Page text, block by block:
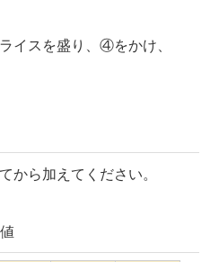
スを盛り、④をかけ、
から加えてください。